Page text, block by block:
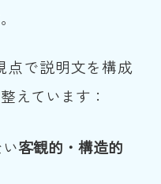
点で説明文を構成
えています：
客観的・構造的